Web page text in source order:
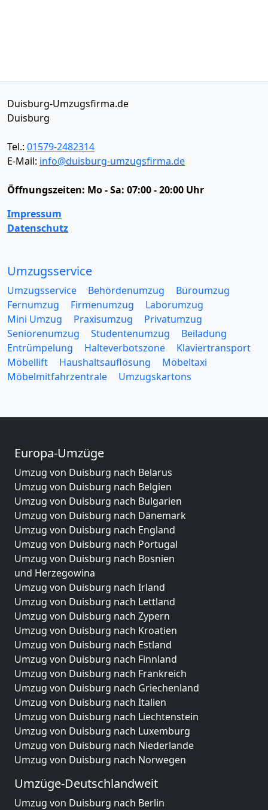
Duisburg-Umzugsfirma.de
Duisburg
Tel.: 01579-2482314
E-Mail: info@duisburg-umzugsfirma.de
Öffnungszeiten: Mo - Sa: 07:00 - 20:00 Uhr
Impressum
Datenschutz
Umzugsservice
Umzugsservice Behördenumzug
Büroumzug
Fernumzug
Firmenumzug
Laborumzug
Mini Umzug
Praxisumzug
Privatumzug
Seniorenumzug
Studentenumzug
Beiladung
Entrümpelung
Halteverbotszone
Klaviertransport
Möbellift
Haushaltsauflösung
Möbeltaxi
Möbelmitfahrzentrale
Umzugskartons
Europa-Umzüge
Umzug von Duisburg nach Belarus
Umzug von Duisburg nach Belgien
Umzug von Duisburg nach Bulgarien
Umzug von Duisburg nach Dänemark
Umzug von Duisburg nach England
Umzug von Duisburg nach Portugal
Umzug von Duisburg nach Bosnien
und Herzegowina
Umzug von Duisburg nach Irland
Umzug von Duisburg nach Lettland
Umzug von Duisburg nach Zypern
Umzug von Duisburg nach Kroatien
Umzug von Duisburg nach Estland
Umzug von Duisburg nach Finnland
Umzug von Duisburg nach Frankreich
Umzug von Duisburg nach Griechenland
Umzug von Duisburg nach Italien
Umzug von Duisburg nach Liechtenstein
Umzug von Duisburg nach Luxemburg
Umzug von Duisburg nach Niederlande
Umzug von Duisburg nach Norwegen
Umzüge-Deutschlandweit
Umzug von Duisburg nach Berlin